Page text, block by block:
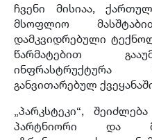
ჩვენი მისიაა,
მსოფლიო
დამკვიდრებული
წარმატებით
განვითარებულ
„პარკსტეკი“,
პარტნიორი და